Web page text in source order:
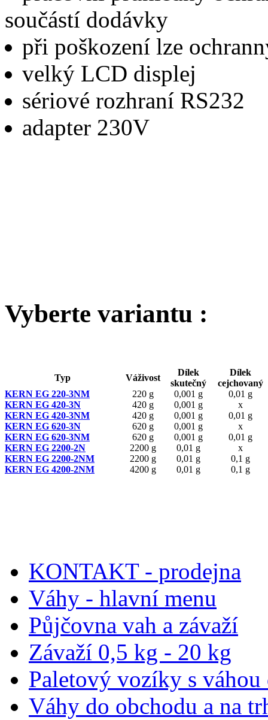
součástí dodávky
při poškození lze
velký LCD displej
sériové rozhraní RS232
adapter 230V
Vyberte variantu :
Typ Váživost
Dílek
skutečný
Dílek
cejchovaný
KERN EG 220-3NM
220 g 0,001 g
0,01 g
KERN EG 420-3N
420 g 0,001 g
x
KERN EG 420-3NM
420 g 0,001 g
0,01 g
KERN EG 620-3N
620 g 0,001 g
x
KERN EG 620-3NM
620 g 0,001 g
0,01 g
KERN EG 2200-2N
2200 g 0,01 g
x
KERN EG 2200-2NM
2200 g 0,01 g
0,1 g
KERN EG 4200-2NM
4200 g 0,01 g 0,1 g
KONTAKT - prodejna
Váhy - hlavní menu
Půjčovna vah a závaží
Závaží 0,5 kg - 20 kg
Paletový vozíky s
Váhy do obchodu a na